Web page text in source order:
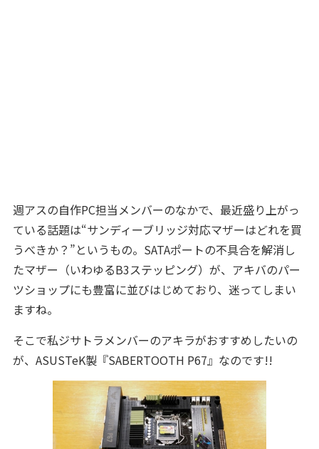
週アスの自作PC担当メンバーのなかで、最近盛り上がっ
ている話題は“サンディーブリッジ対応マザーはどれを買
うべきか？”というもの。SATAポートの不具合を解消し
たマザー（いわゆるB3ステッピング）が、アキバのパー
ツショップにも豊富に並びはじめており、迷ってしまい
ますね。
そこで私ジサトラメンバーのアキラがおすすめしたいの
が、ASUSTeK製『SABERTOOTH P67』なのです!!